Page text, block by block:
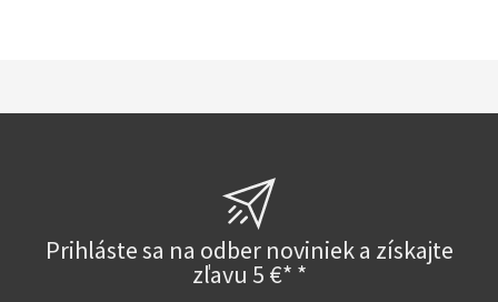
Prihláste sa na odber noviniek a získajte
zľavu 5 €* *